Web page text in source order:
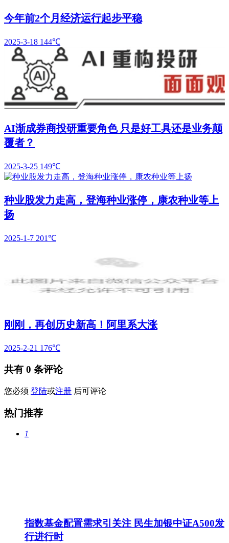
今年前2个月经济运行起步平稳
2025-3-18 144℃
AI渐成券商投研重要角色 只是好工具还是业务颠
覆者？
2025-3-25 149℃
种业股发力走高，登海种业涨停，康农种业等上
扬
2025-1-7 201℃
刚刚，再创历史新高！阿里系大涨
2025-2-21 176℃
共有 0 条评论
您必须 登陆或注册 后可评论
热门推荐
1
指数基金配置需求引关注 民生加银中证A500发
行进行时